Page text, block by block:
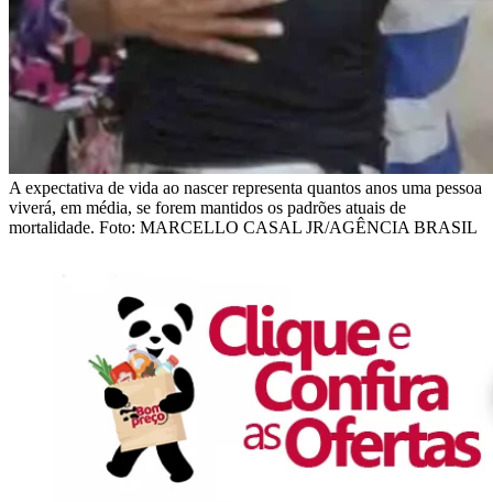
A expectativa de vida ao nascer representa quantos anos uma pessoa
viverá, em média, se forem mantidos os padrões atuais de
mortalidade. Foto: MARCELLO CASAL JR/AGÊNCIA BRASIL